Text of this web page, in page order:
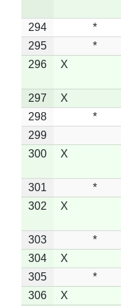
294 *
295
*
296
X
297 X
298
*
299
300
X
301 *
302
X
303 *
304
X
305
*
306
X